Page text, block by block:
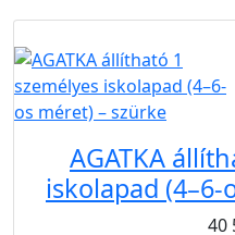
AGATKA
iskolapad
40